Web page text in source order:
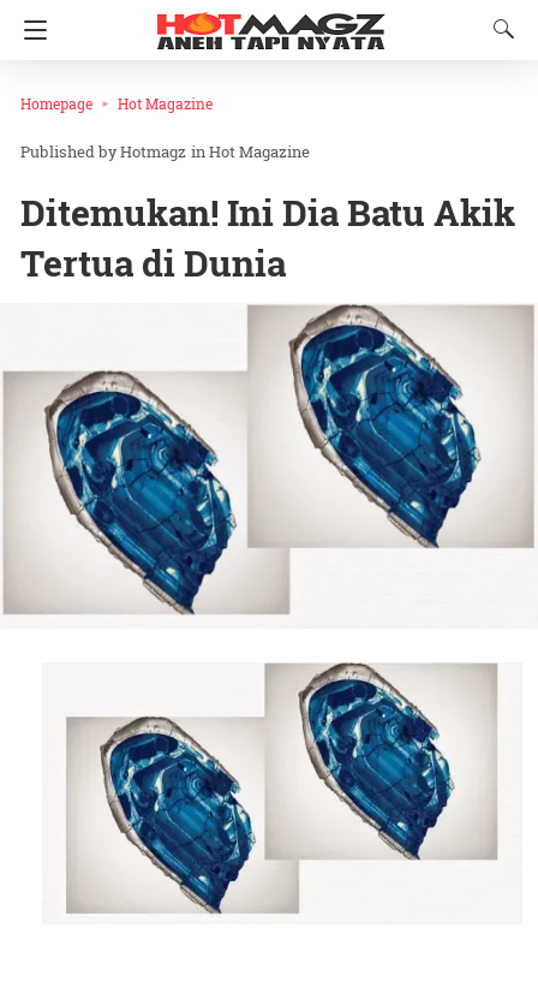
Homepage Hot Magazine
Hotmagz inHot Magazine
Ditemukan! Ini Dia Batu Akik
Tertua di Dunia